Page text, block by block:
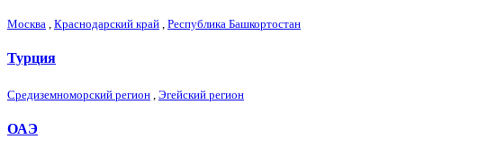
Москва , Краснодарский край , Республика Башкортостан
Турция
Средиземноморский регион Эгейский регион
ОАЭ